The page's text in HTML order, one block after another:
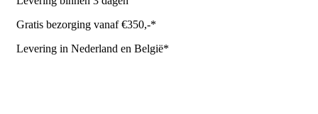
Gratis bezorging vanaf €350,-*
Levering in Nederland en België*